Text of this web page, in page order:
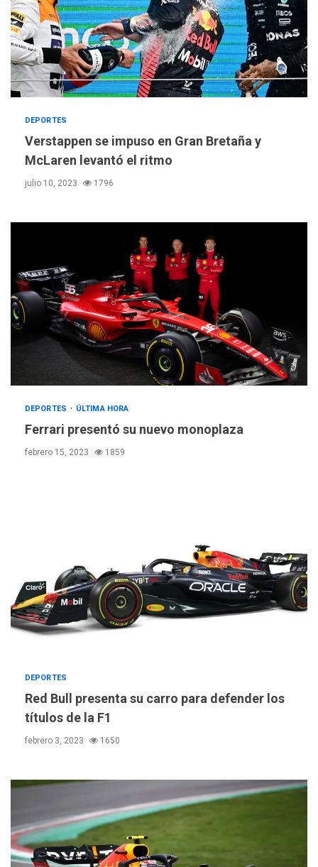
DEPORTES
Verstappen se impuso en Gran Bretaña y
McLaren levantó el ritmo
julio 10, 2023 1796
DEPORTES ÚLTIMA HORA
Ferrari presentó su nuevo monoplaza
febrero 15, 2023 1859
DEPORTES
Red Bull presenta su carro para defender los
títulos de la F1
febrero 3, 2023 1650